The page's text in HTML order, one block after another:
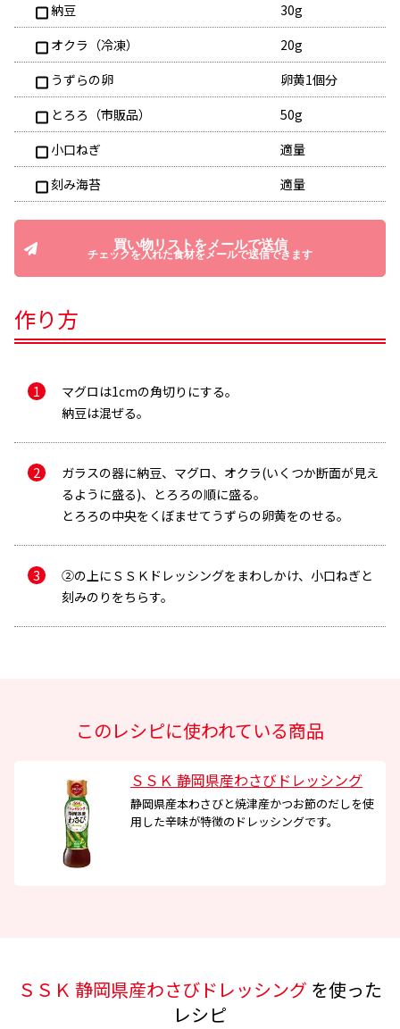
納豆
30g
オクラ（冷凍）
20g
うずらの卵
卵黄1個分
とろろ（市販品）
50g
小口ねぎ
適量
刻み海苔
適量
買い物リストをメールで送信
チェックを入れた食材をメールで送信できます
メールで送信
メールアドレス
作り方
マグロは1cmの角切りにする。
納豆は混ぜる。
ガラスの器に納豆、マグロ、オクラ(いくつか断面が見え
るように盛る)、とろろの順に盛る。
とろろの中央をくぼませてうずらの卵黄をのせる。
②の上にＳＳＫドレッシングをまわしかけ、小口ねぎと
刻みのりをちらす。
このレシピに使われている商品
ＳＳＫ 静岡県産わさびドレッシング
静岡県産本わさびと焼津産かつお節のだしを使
用した辛味が特徴のドレッシングです。
ＳＳＫ 静岡県産わさびドレッシング を使った
レシピ